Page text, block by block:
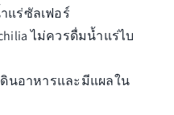
แร่ซัลเฟอร์
ไม่ควรดื่มน้ำแร่ไบ
นอาหารและมีแผลใน